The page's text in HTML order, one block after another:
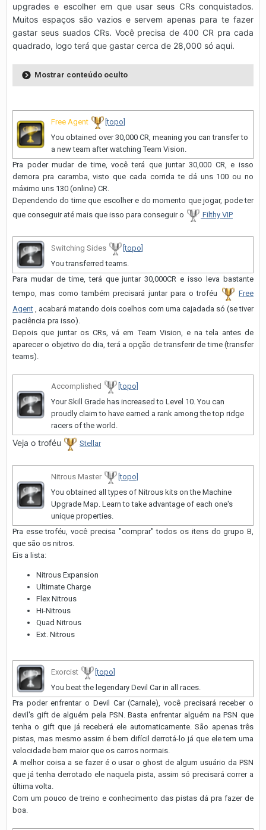
upgrades e escolher em que usar seus CRs conquistados.
Muitos espaços são vazios e servem apenas para te fazer
gastar seus suados CRs. Você precisa de 400 CR pra cada
quadrado, logo terá que gastar cerca de 28,000 só aqui.
Mostrar conteúdo oculto
Free Agent
[topo]
You obtained over 30,000 CR, meaning you can transfer to
a new team after watching Team Vision.
Pra poder mudar de time, você terá que juntar 30,000 CR, e isso
demora pra caramba, visto que cada corrida te dá uns 100 ou no
máximo uns 130 (online) CR.
Dependendo do time que escolher e do momento que jogar, pode ter
que conseguir até mais que isso para conseguir o
Filthy VIP
Switching Sides
[topo]
You transferred teams.
Para mudar de time, terá que juntar 30,000CR e isso leva bastante
tempo, mas como também precisará juntar para o troféu
Free
Agent , acabará matando dois coelhos com uma cajadada só (se tiver
paciência pra isso).
Depois que juntar os CRs, vá em Team Vision, e na tela antes de
aparecer o objetivo do dia, terá a opção de transferir de time (transfer
teams).
Accomplished
[topo]
Your Skill Grade has increased to Level 10. You can
proudly claim to have earned a rank among the top ridge
racers of the world.
Veja o troféu Stellar
Nitrous Master
[topo]
You obtained all types of Nitrous kits on the Machine
Upgrade Map. Learn to take advantage of each one's
unique properties.
Pra esse troféu, você precisa "comprar" todos os itens do grupo B,
que são os nitros.
Eis a lista:
Nitrous E xpansion
Ultimate Charge
Flex Nitrous
Hi-Nitrous
Quad Nitrous
Ext. Nitr ous
Exorcist
[topo]
You beat the legendary Devil Car in all races.
Pra poder enfrentar o Devil Car (Carnale), você precisará receber o
devil's gift de alguém pela PSN. Basta enfrentar alguém na PSN que
tenha o gift que já receberá ele automaticamente. São apenas três
pistas, mas mesmo assim é bem difícil derrotá-lo já que ele tem uma
velocidade bem maior que os carros normais.
A melhor coisa a se fazer é o usar o ghost de algum usuário da PSN
que já tenha derrotado ele naquela pista, assim só precisará correr a
última volta.
Com um pouco de treino e conhecimento das pistas dá pra fazer de
boa.